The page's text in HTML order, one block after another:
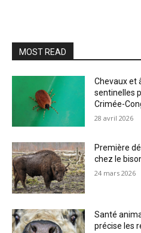
MOST READ
Chevaux et
sentinelles
Crimée-
28 avril 2026
Première
chez le
24 mars 2026
Santé
précise les